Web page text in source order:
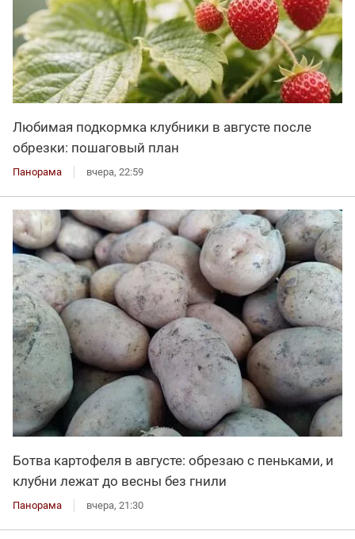
Любимая подкормка клубники в августе после
обрезки: пошаговый план
Панорама вчера, 22:59
Ботва картофеля в августе: обрезаю с пеньками, и
клубни лежат до весны без гнили
Панорама вчера, 21:30